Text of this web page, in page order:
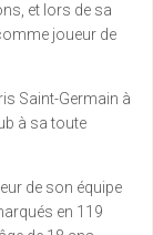
et lors de sa
joueur de
Saint-Germain à
à sa toute
de son équipe
en 119